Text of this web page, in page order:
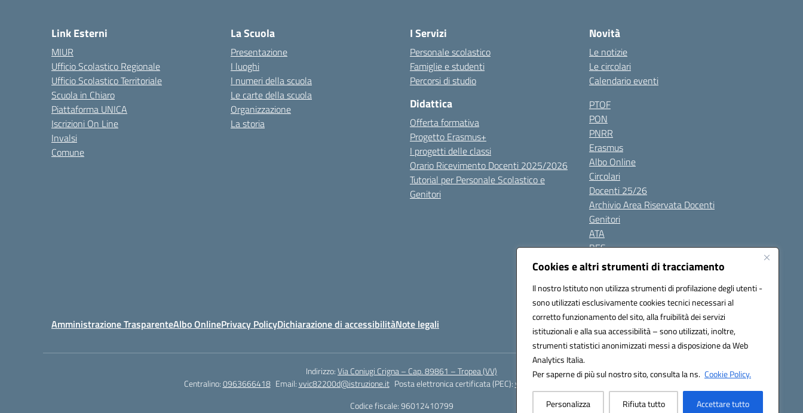
Cookies e altri strumenti di tracciamento
Il nostro Istituto non utilizza strumenti di profilazione degli utenti -
sono utilizzati esclusivamente cookies tecnici necessari al
corretto funzionamento del sito, alla fruibilità dei servizi
istituzionali e alla sua accessibilità – sono utilizzati, inoltre,
strumenti statistici anonimizzati messi a disposizione da Web
Analytics Italia.
Per saperne di più sul nostro sito, consulta la ns. Cookie Policy.
Personalizza Rifiuta tutto Accettare tutto
Link Esterni
MIUR
Ufficio Scolastico Regionale
Ufficio Scolastico Territoriale
Scuola in Chiaro
Piattaforma UNICA
Iscrizioni On Line
Invalsi
Comune
La Scuola
Presentazione
I luoghi
I numeri della scuola
Le carte della scuola
Organizzazione
La storia
I Servizi
Personale scolastico
Famiglie e studenti
Percorsi di studio
Didattica
Offerta formativa
Progetto Erasmus+
I progetti delle classi
Orario Ricevimento Docenti 2025/2026
Tutorial per Personale Scolastico e
Genitori
Novità
Le notizie
Le circolari
Calendario eventi
PTOF
PON
PNRR
Erasmus
Albo Online
Circolari
Docenti 25/26
Archivio Area Riservata Docenti
Genitori
ATA
BES
Modulistica
Gallery
Amministrazione TrasparenteAlbo OnlinePrivacy PolicyDichiarazione di accessibilitàNote legali
Indirizzo:Via Coniugi Crigna – Cap. 89861 – Tropea (VV)
Centralino:0963666418 Email:vvic82200d@istruzione.it Posta elettronica certificata (PEC):vvic82200d@pec.istruzione.it
Codice fiscale: 96012410799